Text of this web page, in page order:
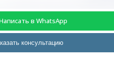
в WhatsApp
консультацию